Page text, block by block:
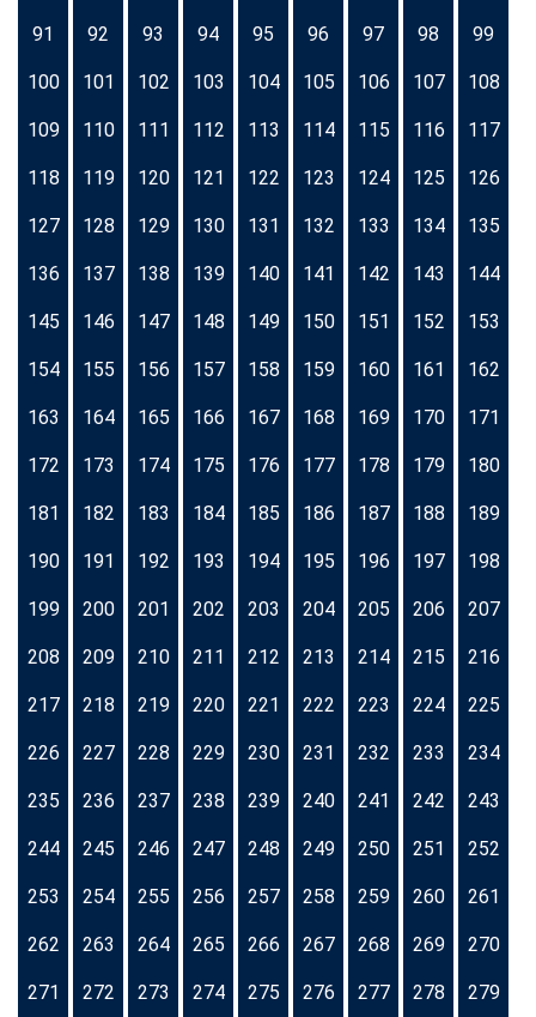
91 92 93 94 95 96 97 98 99
100 101 102 103 104 105 106 107 108
109 110 111 112 113 114 115 116 117
118 119 120 121 122 123 124 125 126
127 128 129 130 131 132 133 134 135
136 137 138 139 140 141 142 143 144
145 146 147 148 149 150 151 152 153
154 155 156 157 158 159 160 161 162
163 164 165 166 167 168 169 170 171
172 173 174 175 176 177 178 179 180
181 182 183 184 185 186 187 188 189
190 191 192 193 194 195 196 197 198
199 200 201 202 203 204 205 206 207
208 209 210 211 212 213 214 215 216
217 218 219 220 221 222 223 224 225
226 227 228 229 230 231 232 233 234
235 236 237 238 239 240 241 242 243
244 245 246 247 248 249 250 251 252
253 254 255 256 257 258 259 260 261
262 263 264 265 266 267 268 269 270
271 272 273 274 275 276 277 278 279